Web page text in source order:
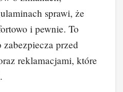
sprawi, że
i pewnie. To
zabezpiecza przed
reklamacjami, które